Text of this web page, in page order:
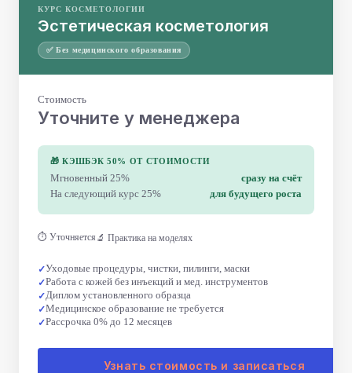
КУРС КОСМЕТОЛОГИИ
Эстетическая косметология
✅ Без медицинского образования
Стоимость
Уточните у менеджера
🎁 КЭШБЭК 50% ОТ СТОИМОСТИ
Мгновенный 25%
сразу на счёт
На следующий курс 25%
для будущего роста
⏱ Уточняется 🔬 Практика на моделях
Уходовые процедуры, чистки, пилинги, маски
Работа с кожей без инъекций и мед. инструментов
Диплом установленного образца
Медицинское образование не требуется
Рассрочка 0% до 12 месяцев
Узнать стоимость и записаться